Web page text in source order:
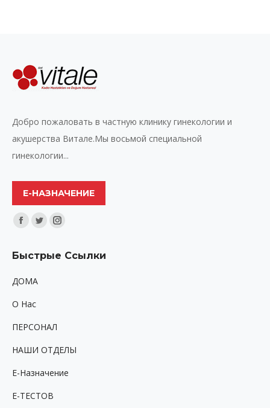
Добро пожаловать в частную клинику гинекологии и
акушерства Витале.Мы восьмой специальной
гинекологии...
Е-НАЗНАЧЕНИЕ
Найдите нас:
Facebook
opens
window
Twitter
opens
Instagram
opens
Быстрые Ссылки
ДОМА
O Hac
ПЕРСОНАЛ
НАШИ ОТДЕЛЫ
Е-Назначение
Е-ТЕСТОВ